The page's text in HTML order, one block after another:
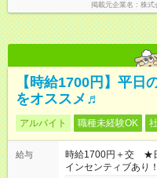
掲載元企業名 株式
【時給1700円】平日
をオススメ♬
アルバイト 職種未経験OK
給与
時給1700円＋交 ★
インセンティブあり！